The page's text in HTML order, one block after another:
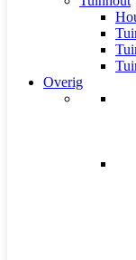
Overig